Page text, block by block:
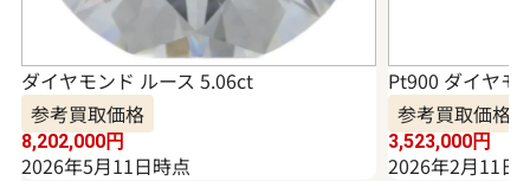
ダイヤモンド ルース 5.06ct
参考買取価格
8,202,000円
2026年5月11日時点
Pt900 ダイヤモ
参考買取価格
3,523,000円
2026年2月11日